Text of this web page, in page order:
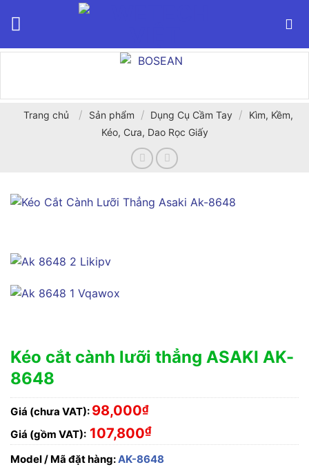
Trang chủ / Sản phẩm / Dụng Cụ Cầm Tay /
Kìm, Kềm,
Kéo, Cưa, Dao Rọc Giấy
Kéo cắt cành lưỡi thẳng ASAKI AK-
8648
Giá (chưa VAT): 98,000₫
Giá (gồm VAT): 107,800₫
Model / Mã đặt hàng:AK-8648